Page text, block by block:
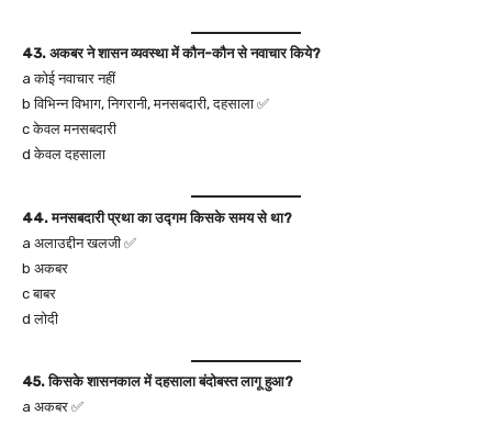
43. अकबर ने शासन व्यवस्था में कौन-कौन से नवाचार किये?
a कोई नवाचार नहीं
b विभिन्न विभाग, निगरानी, मनसबदारी, दहसाला ✅
c केवल मनसबदारी
d केवल दहसाला
44. मनसबदारी प्रथा का उद्गम किसके समय से था?
a अलाउद्दीन खलजी ✅
b अकबर
c बाबर
d लोदी
45. किसके शासनकाल में दहसाला बंदोबस्त लागू हुआ?
a अकबर ✅